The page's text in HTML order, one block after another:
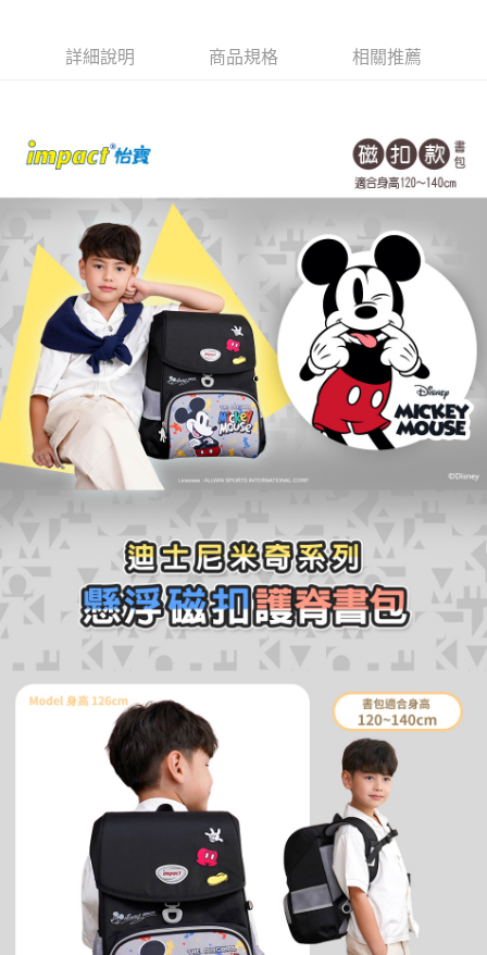
【注意事項】
資料（包含姓名、電話或地址）提供予台灣大哥大進項蒐集、處理及利用，
由本公司與您本人進行分期帳單所需資料之確認、核對及更正。
https://oppay.tw/userRule
ATM／網路銀行／等多元方式進行付款，方視為交易完成。
※ 交易是否成功請以「AFTEE先享後付 」之結帳頁面顯示為準，若有關於
是否繳費成功／繳費後需取消欲退款等相關疑問，請聯繫「AFTEE先享後付
https://netprotections.freshdesk.com/support/home
【注意事項】
１．透過由恩沛科技股份有限公司提供之「AFTEE先享後付」服務完成之交
易，需依本服務之必要範圍內提供個人資料，並將交易相關給付款項請求債
權轉讓予恩沛科技股份有限公司。
２．關於個人資料處理事宜，請瀏覽以下網址：
https://aftee.tw/terms/#terms3
３．未成年的使用者請事先徵得法定代理人或監護人之同意方可使用
「AFTEE先享後付」，若未經同意申辦者引起之損失，本公司不負相關責
任。
４．使用「AFTEE先享後付」時，將依據個別帳號之用戶狀況，依本公司即
時審查核予不同之上限額度；若仍有額度不足之情形，本公司將視審查結果
請求用戶進行身份認證。
５．嚴禁一人註冊多個帳號或使用他人資訊註冊。若發現惡意使用之情形，
恩沛科技股份有限公司將有權停止該用戶之使用額度並採取法律行動。
萊爾富取貨付款
付款後萊爾富取貨
每筆NT$80，滿NT$1,000(含以上)免運費
每筆NT$80，滿NT$1,000(含以上)免運費
付款後7-11取貨
每筆NT$80，滿NT$1,000(含以上)免運費
宅配
每筆NT$80，滿NT$1,000(含以上)免運費
外島宅配
每筆NT$200
詳細說明 商品規格 相關推薦